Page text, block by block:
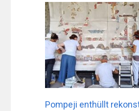
Pompeji enthüllt